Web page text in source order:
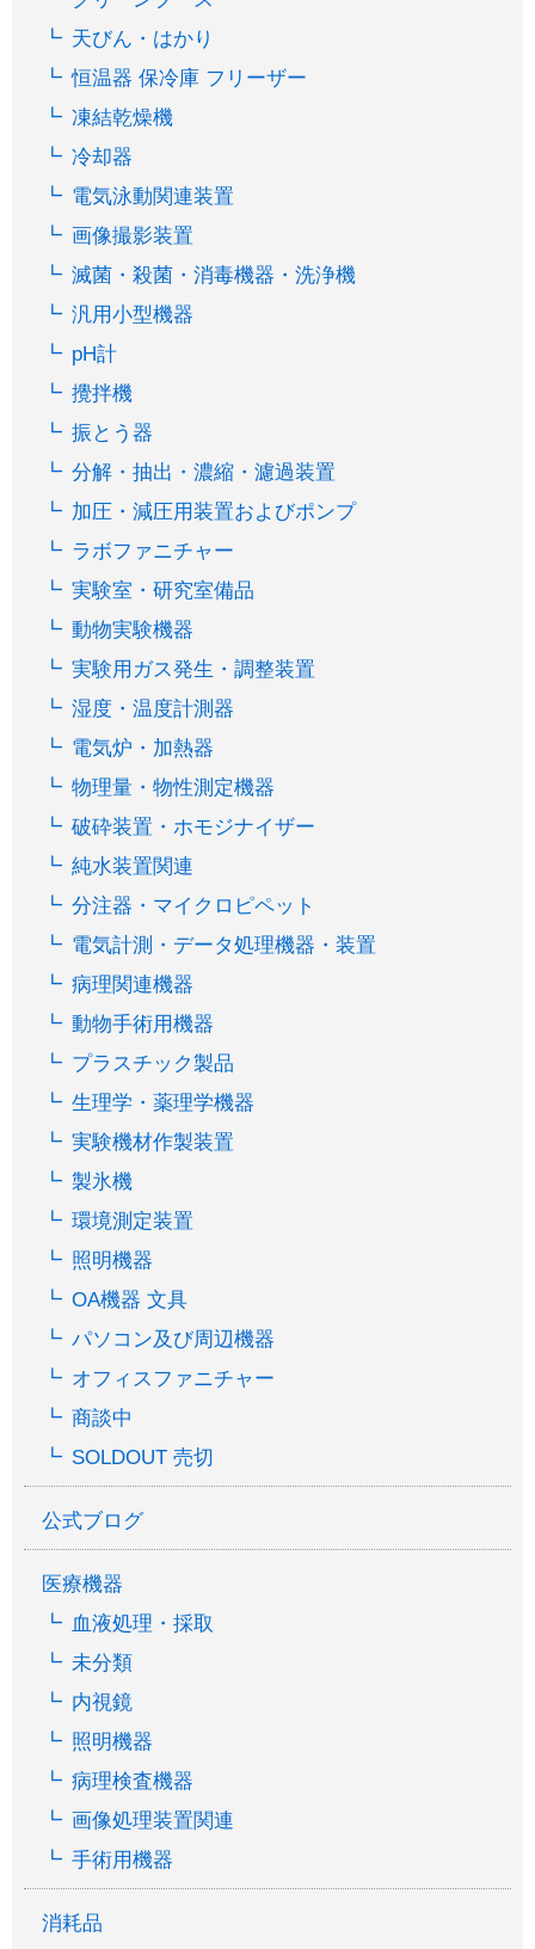
天びん・はかり
恒温器 保冷庫 フリーザー
凍結乾燥機
冷却器
電気泳動関連装置
画像撮影装置
滅菌・殺菌・消毒機器・洗浄機
汎用小型機器
pH計
攪拌機
振とう器
分解・抽出・濃縮・濾過装置
加圧・減圧用装置およびポンプ
ラボファニチャー
実験室・研究室備品
動物実験機器
実験用ガス発生・調整装置
湿度・温度計測器
電気炉・加熱器
物理量・物性測定機器
破砕装置・ホモジナイザー
純水装置関連
分注器・マイクロピペット
電気計測・データ処理機器・装置
病理関連機器
動物手術用機器
プラスチック製品
生理学・薬理学機器
実験機材作製装置
製氷機
環境測定装置
照明機器
OA機器 文具
パソコン及び周辺機器
オフィスファニチャー
商談中
SOLDOUT 売切
公式ブログ
医療機器
血液処理・採取
未分類
内視鏡
照明機器
病理検査機器
画像処理装置関連
手術用機器
消耗品